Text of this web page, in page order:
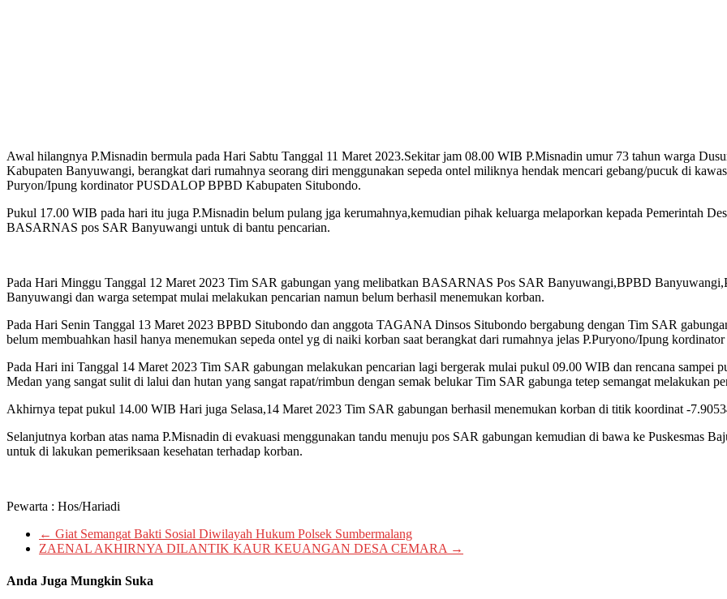
Awal hilangnya P.Misnadin bermula pada Hari Sabtu Tanggal 11 Maret 2023.Sekitar jam 08.00 WIB P.Misnadin umur 73 tahun warga
Kabupaten Banyuwangi, berangkat dari rumahnya seorang diri menggunakan sepeda ontel miliknya hendak mencari gebang/pucuk di
Puryon/Ipung kordinator PUSDALOP BPBD Kabupaten Situbondo.
Pukul 17.00 WIB pada hari itu juga P.Misnadin belum pulang jga kerumahnya,kemudian pihak keluarga melaporkan kepada Pemerintah
BASARNAS pos SAR Banyuwangi untuk di bantu pencarian.
Pada Hari Minggu Tanggal 12 Maret 2023 Tim SAR gabungan yang melibatkan BASARNAS Pos SAR Banyuwangi,BPBD
Banyuwangi dan warga setempat mulai melakukan pencarian namun belum berhasil menemukan korban.
Pada Hari Senin Tanggal 13 Maret 2023 BPBD Situbondo dan anggota TAGANA Dinsos Situbondo bergabung dengan Tim SAR
belum membuahkan hasil hanya menemukan sepeda ontel yg di naiki korban saat berangkat dari rumahnya jelas P.Puryono/Ipung
Pada Hari ini Tanggal 14 Maret 2023 Tim SAR gabungan melakukan pencarian lagi bergerak mulai pukul 09.00 WIB dan rencana sampei
Medan yang sangat sulit di lalui dan hutan yang sangat rapat/rimbun dengan semak belukar Tim SAR gabunga tetep semangat melakukan
Akhirnya tepat pukul 14.00 WIB Hari juga Selasa,14 Maret 2023 Tim SAR gabungan berhasil menemukan korban di titik koordinat -
Selanjutnya korban atas nama P.Misnadin di evakuasi menggunakan tandu menuju pos SAR gabungan kemudian di bawa ke Puskesmas
untuk di lakukan pemeriksaan kesehatan terhadap korban.
Pewarta : Hos/Hariadi
← Giat Semangat Bakti Sosial Diwilayah Hukum Polsek Sumbermalang
ZAENAL AKHIRNYA DILANTIK KAUR KEUANGAN DESA CEMARA →
Anda Juga Mungkin Suka